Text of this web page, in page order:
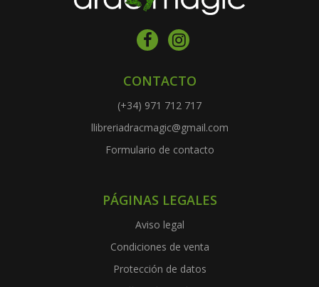
CONTACTO
(+34) 971 712 717
llibreriadracmagic@gmail.com
Formulario de contacto
PÁGINAS LEGALES
Aviso legal
Condiciones de venta
Protección de datos